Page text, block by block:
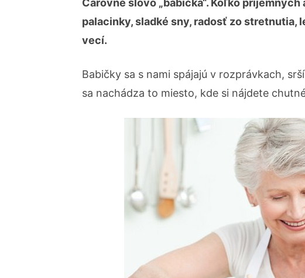
Čarovné slovo „babička“. Koľko
palacinky, sladké sny, radosť zo
vecí.
Babičky sa s nami spájajú v rozprávkach,
sa nachádza to miesto, kde si nájdete